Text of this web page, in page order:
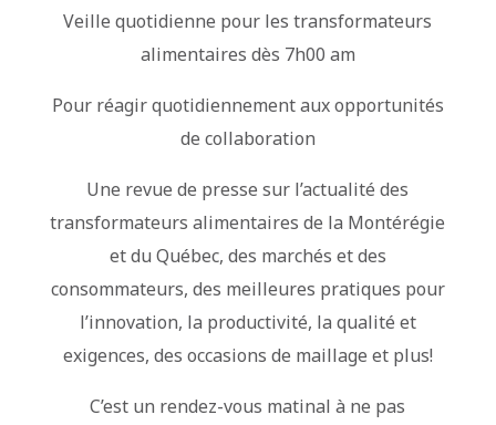
Veille quotidienne pour les transformateurs
alimentaires dès 7h00 am
Pour réagir quotidiennement aux opportunités
de collaboration
Une revue de presse sur l’actualité des
transformateurs alimentaires de la Montérégie
et du Québec, des marchés et des
consommateurs, des meilleures pratiques pour
l’innovation, la productivité, la qualité et
exigences, des occasions de maillage et plus!
C’est un rendez-vous matinal à ne pas